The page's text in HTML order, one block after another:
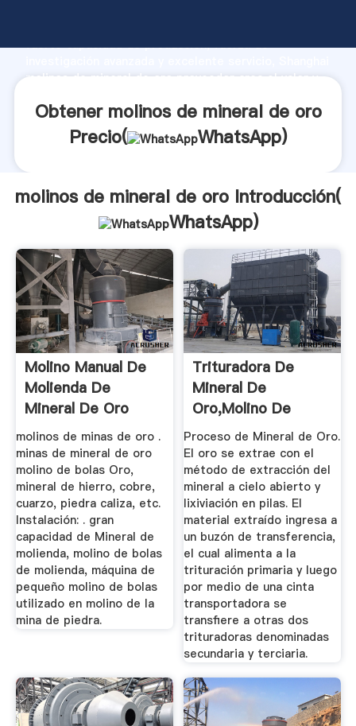
fuerte capacidad de producción, fuerza de
molinos de mineral de oro proveedor crea el valor y
Obtener molinos de mineral de oro
Precio(
WhatsApp)
molinos de mineral de oro Introducción(
WhatsApp)
Molino Manual De
Molienda De
Mineral De Oro
molinos de minas de oro .
minas de mineral de oro
molino de bolas Oro,
mineral de hierro, cobre,
cuarzo, piedra caliza, etc.
Instalación: . gran
capacidad de Mineral de
molienda, molino de bolas
de molienda, máquina de
pequeño molino de bolas
utilizado en molino de la
mina de piedra.
Trituradora De
Mineral De
Oro,Molino De
Mineral De Oro ...
Proceso de Mineral de Oro.
El oro se extrae con el
método de extracción del
mineral a cielo abierto y
lixiviación en pilas. El
material extraído ingresa a
un buzón de transferencia,
el cual alimenta a la
trituración primaria y luego
por medio de una cinta
transportadora se
transfiere a otras dos
trituradoras denominadas
secundaria y terciaria.